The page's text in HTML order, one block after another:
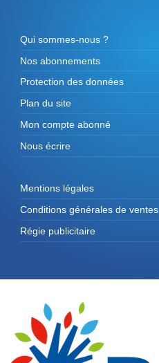
Qui sommes-nous ?
Nos abonnements
Protection des données
Plan du site
Mon compte abonné
Nous écrire
Mentions légales
Conditions générales de ventes
Régie publicitaire